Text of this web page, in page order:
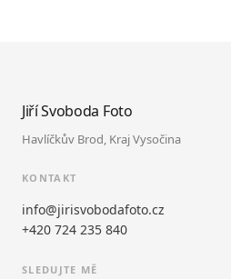
Jiří Svoboda Foto
Havlíčkův Brod, Kraj Vysočina
KONTAKT
info@jirisvobodafoto.cz
+420 724 235 840
SLEDUJTE MĚ